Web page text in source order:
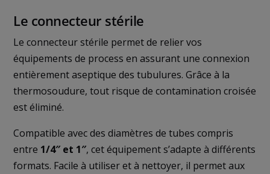
Le connecteur stérile
Le connecteur stérile permet de relier vos
équipements de process en assurant une connexion
entièrement aseptique des tubulures. Grâce à la
thermosoudure, tout risque de contamination croisée
est éliminé.
Compatible avec des diamètres de tubes compris
entre 1/4″ et 1″, cet équipement s’adapte à différents
formats. Facile à utiliser et à nettoyer, il permet aux